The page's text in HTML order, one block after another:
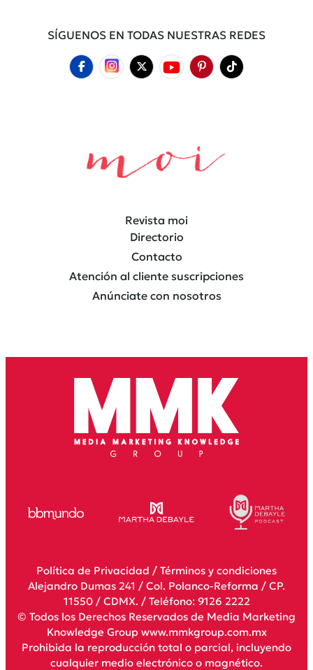
SÍGUENOS EN TODAS NUESTRAS REDES
Revista moi
Directorio
Contacto
Atención al cliente suscripciones
Anúnciate con nosotros
Política de Privacidad / Términos y condiciones
Alejandro Dumas 241 / Col. Polanco-Reforma / CP.
11550 / CDMX. / Teléfono: 9126 2222
© Todos los Derechos Reservados de Media Marketing
Knowledge Group www.mmkgroup.com.mx
Prohibida la reproducción total o parcial, incluyendo
cualquier medio electrónico o magnético.